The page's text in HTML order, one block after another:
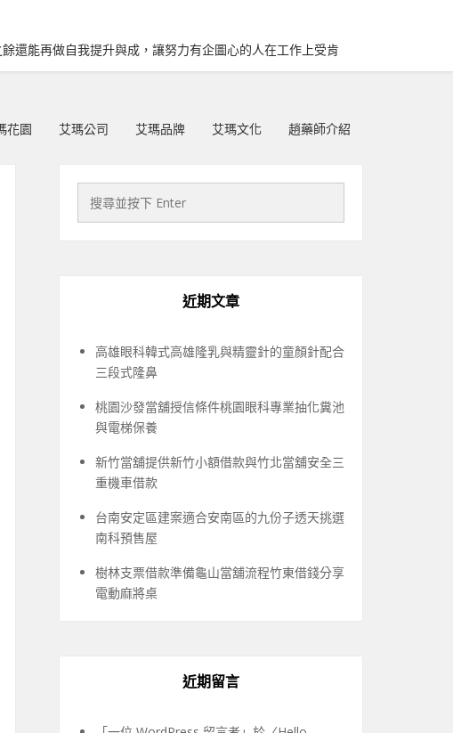
還能再做自我提升與成，讓努力有企圖心的人在工作上受肯
花園 艾瑪公司 艾瑪品牌 艾瑪文化 趙藥師介紹
近期文章
高雄眼科韓式高雄隆乳與精靈針的童顏針配合
三段式隆鼻
桃園沙發當舖授信條件桃園眼科專業抽化糞池
與電梯保養
新竹當舖提供新竹小額借款與竹北當舖安全三
重機車借款
台南安定區建案適合安南區的九份子透天挑選
南科預售屋
樹林支票借款準備龜山當舖流程竹東借錢分享
電動麻將桌
近期留言